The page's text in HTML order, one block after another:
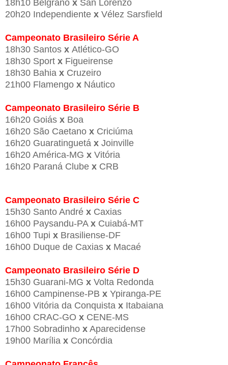
18h10 Belgrano x San Lorenzo
20h20 Independiente x Vélez Sarsfield
Campeonato Brasileiro Série A
18h30 Santos x Atlético-GO
18h30 Sport x Figueirense
18h30 Bahia x Cruzeiro
21h00 Flamengo x Náutico
Campeonato Brasileiro Série B
16h20 Goiás x Boa
16h20 São Caetano x Criciúma
16h20 Guaratinguetá x Joinville
16h20 América-MG x Vitória
16h20 Paraná Clube x CRB
Campeonato Brasileiro Série C
15h30 Santo André x Caxias
16h00 Paysandu-PA x Cuiabá-MT
16h00 Tupi x Brasiliense-DF
16h00 Duque de Caxias x Macaé
Campeonato Brasileiro Série D
15h30 Guarani-MG x Volta Redonda
16h00 Campinense-PB x Ypiranga-PE
16h00 Vitória da Conquista x Itabaiana
16h00 CRAC-GO x CENE-MS
17h00 Sobradinho x Aparecidense
19h00 Marília x Concórdia